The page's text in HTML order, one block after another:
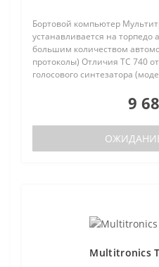
Бортовой компьютер
устанавливается на торпедо
большим количеством
протоколы) Отличия TC 740
голосового синтезатора
9
Multitronics